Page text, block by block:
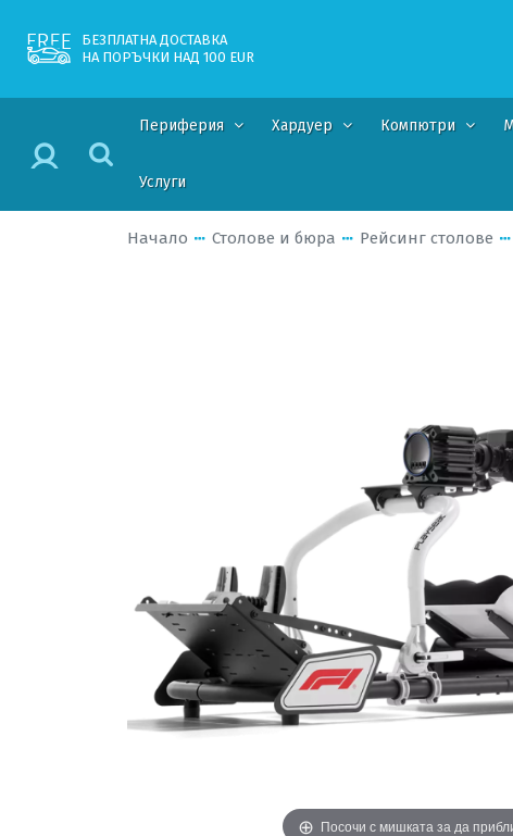
БЕЗПЛАТНА ДОСТАВКА
НА ПОРЪЧКИ НАД 100 EUR
Периферия Хардуер Компютри
Услуги
Начало Столове и бюра Рейсинг столове
Посочи с мишката за да